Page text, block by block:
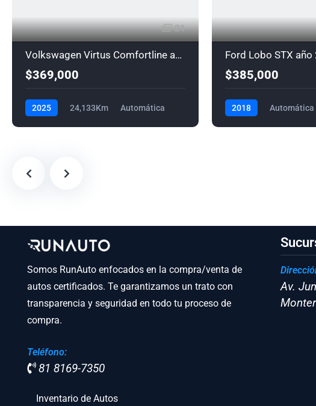
21
Volkswagen Virtus Comfortline año 2025 (CS0306)
$369,000
2025 24,133Km Automática
Ford Lobo STX
$385,000
2018 Automática
Somos RunAuto enfocados en la compra/venta de
autos certificados. Te garantizamos un trato con
transparencia y seguridad en todo tu proceso de
compra.
Teléfono:
81 8169-7350
Inventario de Autos
Av.